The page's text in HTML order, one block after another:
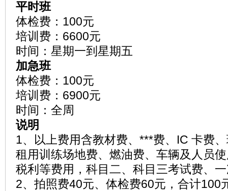
平时班
体检费：100元
培训费：6600元
时间：星期一到星期五
加急班
体检费：100元
培训费：6900元
时间：全周
说明
1、以上费用含教材费、***费、IC 卡费
租用训练场地费、燃油费、车辆及人员
税利等费用，科目二、科目三考试费、
2、拍照费40元、体检费60元，合计100